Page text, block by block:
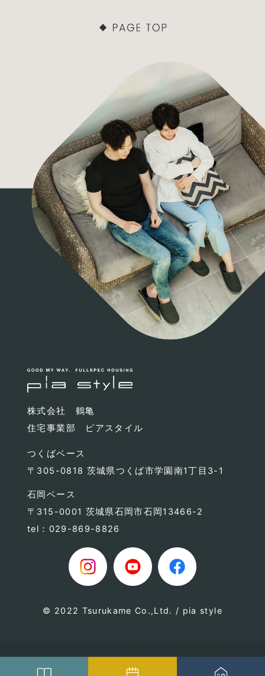
株式会社 鶴亀
住宅事業部 ピアスタイル
つくばベース
〒305-0818 茨城県つくば市学園南1丁目3-1
石岡ベース
〒315-0001 茨城県石岡市石岡13466-2
tel：029-869-8826
© 2022 Tsurukame Co.,Ltd. / pia style